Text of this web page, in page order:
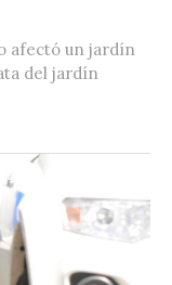
afectó un jardín
del jardín